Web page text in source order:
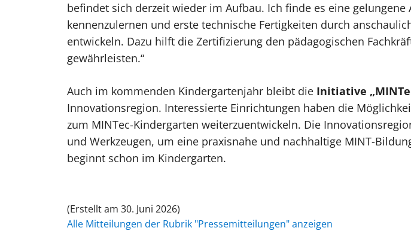
befindet sich derzeit wieder im Aufbau. Ich finde es eine
kennenzulernen und erste technische Fertigkeiten durch
entwickeln. Dazu hilft die Zertifizierung den pädagogischen
gewährleisten.“
Auch im kommenden Kindergartenjahr bleibt die Initiative
Innovationsregion. Interessierte Einrichtungen haben die
zum MINTec-Kindergarten weiterzuentwickeln. Die
und Werkzeugen, um eine praxisnahe und nachhaltige MINT-
beginnt schon im Kindergarten.
(Erstellt am 30. Juni 2026)
Alle Mitteilungen der Rubrik "Pressemitteilungen" anzeigen